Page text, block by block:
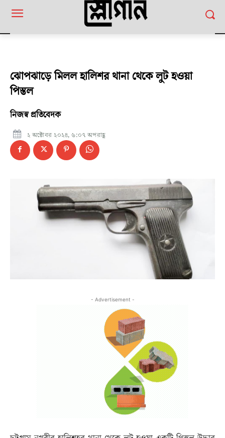
ঝোপঝাড়ে মিলল হালিশর থানা থেকে লুট হওয়া
পিস্তল
নিজস্ব প্রতিবেদক
২ অক্টোবর ২০২৪, ৬:০৭ অপরাহ্ণ
- Advertisement -